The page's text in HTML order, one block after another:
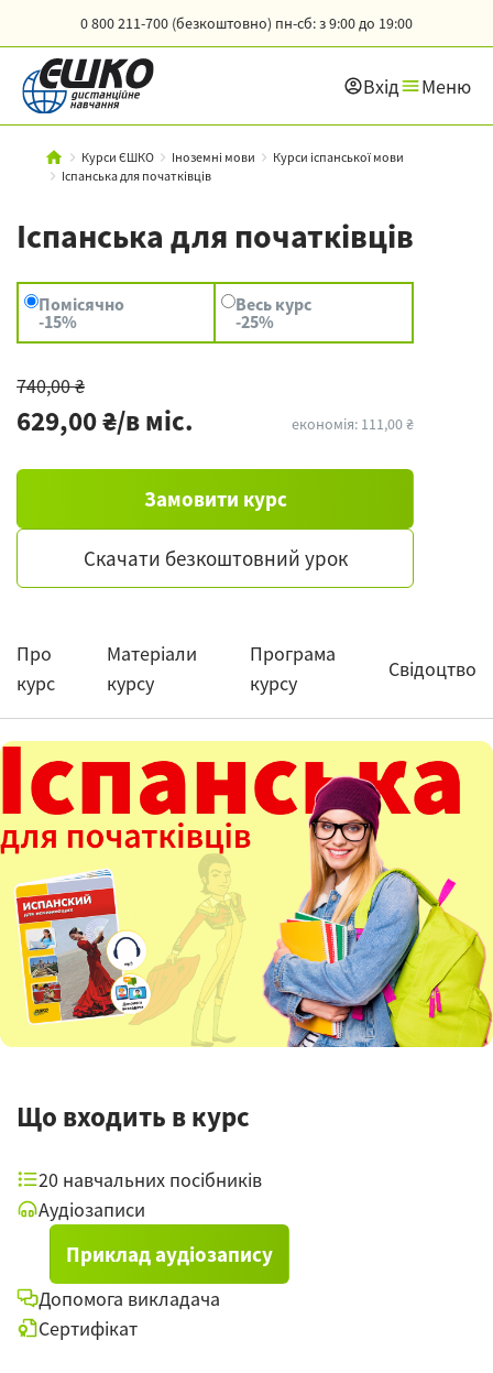
0 800 211-700 (безкоштовно) пн-сб: з 9:00 до 19:00
Вхід Меню
Курси ЄШКО Іноземні мови
Курси іспанської мови
Іспанська для початківців
Іспанська для початківців
Помісячно
-15%
Весь курс
-25%
740,00 ₴
629,00 ₴/в міс. економія: 111,00 ₴
Замовити курс
Скачати безкоштовний урок
Про
курс
Матеріали
курсу
Програма
курсу
Свідоцтво
Що входить в курс
20 навчальних посібників
Аудіозаписи
Приклад аудіозапису
Допомога викладача
Сертифікат